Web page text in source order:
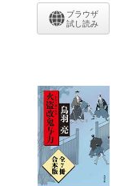
ブラウザ
試し読み